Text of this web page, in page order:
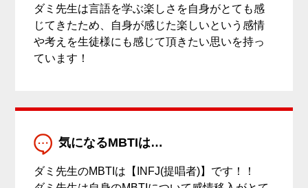
ダミ先生は言語を学ぶ楽しさを自身がとても感
じてきたため、自身が感じた楽しいという感情
や考えを生徒様にも感じて頂きたい思いを持っ
ています！
気になるMBTIは…
ダミ先生のMBTIは【INFJ(提唱者)】です！！